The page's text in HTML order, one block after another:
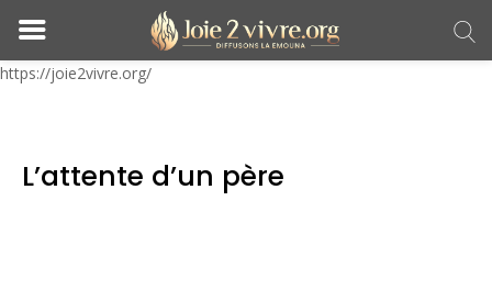
https://joie2vivre.org/
L’attente d’un père